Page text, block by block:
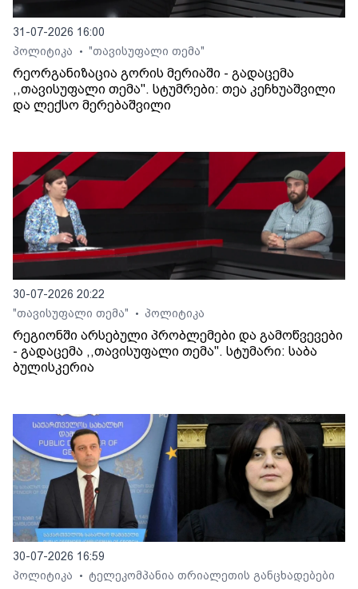
31-07-2026 16:00
პოლიტიკა
• "თავისუფალი თემა"
რეორგანიზაცია გორის მერიაში - გადაცემა
,,თავისუფალი თემა". სტუმრები: თეა კეჩხუაშვილი
და ლექსო მერებაშვილი
30-07-2026 20:22
"თავისუფალი თემა"
• პოლიტიკა
რეგიონში არსებული პრობლემები და გამოწვევები
- გადაცემა ,,თავისუფალი თემა". სტუმარი: საბა
ბულისკერია
30-07-2026 16:59
პოლიტიკა
• ტელეკომპანია თრიალეთის განცხადებები